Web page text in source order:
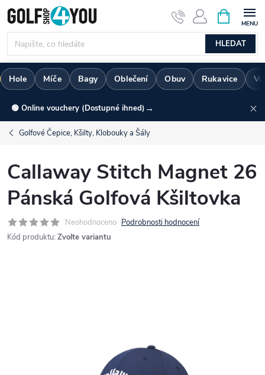
Přejít
na
obsah
HLEDAT
NÁKUPNÍ
KOŠÍK
Hole Míče Bagy Oblečení Obuv Rukavice
🟢 Online vouchery (Dostupné ihned) →
Golfové Čepice, Kšilty, Klobouky a Šály
Callaway Stitch Magnet 26
Pánská Golfová Kšiltovka
Neohodnoceno Podrobnosti hodnocení
Kód produktu: Zvolte variantu